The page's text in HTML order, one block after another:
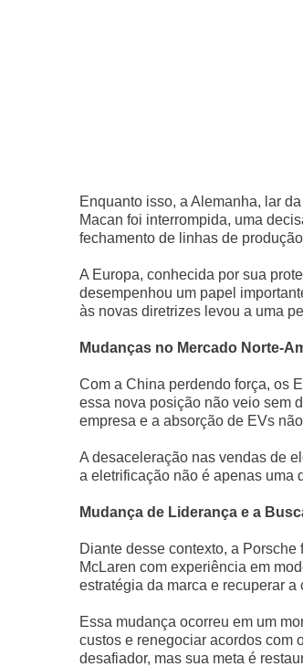
Enquanto isso, a Alemanha, lar
Macan foi interrompida, uma
fechamento de linhas de
A Europa, conhecida por sua
desempenhou um papel
às novas diretrizes levou a uma
Mudanças no Mercado Norte-
Com a China perdendo força, os
essa nova posição não veio sem
empresa e a absorção de EVs
A desaceleração nas vendas de
a eletrificação não é apenas uma
Mudança de Liderança e a
Diante desse contexto, a
McLaren com experiência em
estratégia da marca e recuperar a
Essa mudança ocorreu em um
custos e renegociar acordos com
desafiador, mas sua meta é